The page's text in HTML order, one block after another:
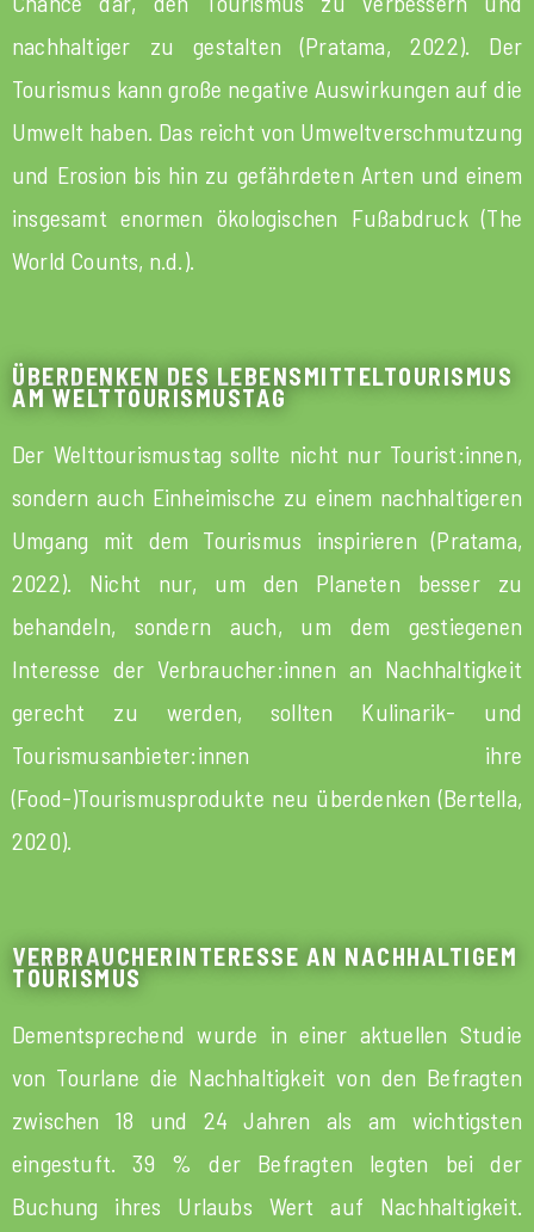
nachhaltiger zu gestalten (Pratama, 2022). Der
Tourismus kann große negative Auswirkungen auf die
Umwelt haben. Das reicht von Umweltverschmutzung
und Erosion bis hin zu gefährdeten Arten und einem
insgesamt enormen ökologischen Fußabdruck (The
World Counts, n.d.).
ÜBERDENKEN DES LEBENSMITTELTOURISMUS
AM WELTTOURISMUSTAG
Der Welttourismustag sollte nicht nur Tourist:innen,
sondern auch Einheimische zu einem nachhaltigeren
Umgang mit dem Tourismus inspirieren (Pratama,
2022). Nicht nur, um den Planeten besser zu
behandeln, sondern auch, um dem gestiegenen
Interesse der Verbraucher:innen an Nachhaltigkeit
gerecht zu werden, sollten Kulinarik- und
Tourismusanbieter:innen ihre
(Food-)Tourismusprodukte neu überdenken (Bertella,
2020).
VERBRAUCHERINTERESSE AN NACHHALTIGEM
TOURISMUS
Dementsprechend wurde in einer aktuellen Studie
von Tourlane die Nachhaltigkeit von den Befragten
zwischen 18 und 24 Jahren als am wichtigsten
eingestuft. 39 % der Befragten legten bei der
Buchung ihres Urlaubs Wert auf Nachhaltigkeit.